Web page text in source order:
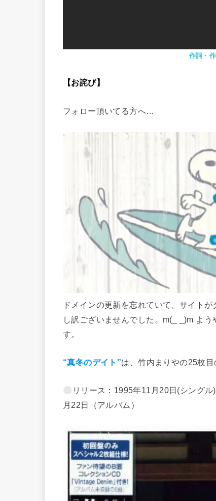
作詞・
【お詫び】
フォロー頂いてる方へ…
ドメインの更新を忘れていて、サイトが
し訳ございませんでした。m(_ _)m よ
す。
“真冬のデイト”は、竹内まりやの25枚
リリース：1995年11月20日(シングル
月22日（アルバム）